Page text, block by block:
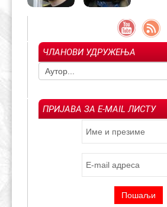
ЧЛАНОВИ УДРУЖЕЊА
ПРИЈАВА ЗА E-MAIL ЛИСТУ